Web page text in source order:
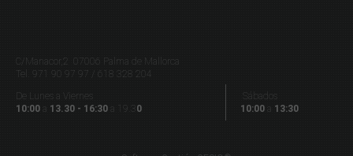
C/Manacor,2 07006 Palma de Mallorca
971 90 97 97 / 618 328 204
De Lunes a Viernes
10:00 a 13.30 - 16:30 a 19.3 0
Sábados
10:00 a 13:30